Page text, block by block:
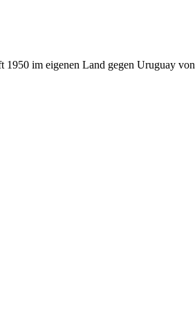
1950 im eigenen Land gegen Uruguay von